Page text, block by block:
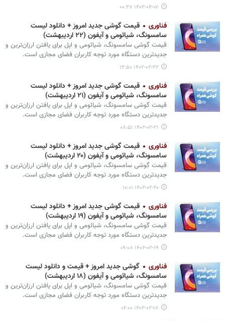
۱۴۰۲-۰۴-۰۷ ۰۰:۲۷
فناوری
قیمت گوشی‌ جدید امروز + دانلود لیست
سامسونگ، شیائومی و آیفون (۲۲ اردیبهشت)
قیمت گوشی‌ سامسونگ، شیائومی و اپل برای یافتن ارزان‌ترین و
جدیدترین دستگاه مورد توجه کاربران فضای مجازی است.
۱۴۰۲-۰۲-۲۲ ۱۲:۵۰
فناوری
قیمت گوشی‌ جدید امروز + دانلود لیست
سامسونگ، شیائومی و آیفون (۲۱ اردیبهشت)
قیمت گوشی‌ سامسونگ، شیائومی و اپل برای یافتن ارزان‌ترین و
جدیدترین دستگاه مورد توجه کاربران فضای مجازی است.
۱۴۰۲-۰۲-۲۱ ۰۸:۵۱
فناوری
قیمت گوشی‌ جدید امروز + دانلود لیست
سامسونگ، شیائومی و آیفون (۲۰ اردیبهشت)
قیمت گوشی‌ سامسونگ، شیائومی و اپل برای یافتن ارزان‌ترین و
جدیدترین دستگاه مورد توجه کاربران فضای مجازی است.
۱۴۰۲-۰۲-۲۰ ۱۰:۰۱
فناوری
قیمت گوشی‌ جدید امروز + دانلود لیست
سامسونگ، شیائومی و آیفون (۱۹ اردیبهشت)
قیمت گوشی‌ سامسونگ، شیائومی و اپل برای یافتن ارزان‌ترین و
جدیدترین دستگاه مورد توجه کاربران فضای مجازی است.
۱۴۰۲-۰۲-۱۹ ۰۹:۰۸
فناوری
گوشی‌ جدید امروز + قیمت و دانلود لیست
سامسونگ، شیائومی و آیفون (۱۸ اردیبهشت)
قیمت گوشی‌ سامسونگ، شیائومی و اپل برای یافتن ارزان‌ترین و
جدیدترین دستگاه مورد توجه کاربران فضای مجازی است.
۱۴۰۲-۰۲-۱۸ ۰۶:۰۰